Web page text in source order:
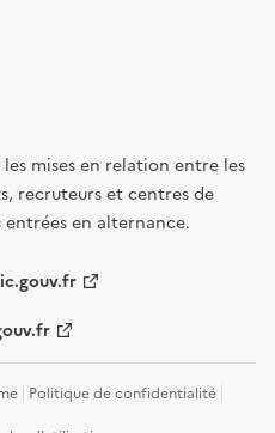
mises en relation entre les
recruteurs et centres de
en alternance.
Politique de confidentialité